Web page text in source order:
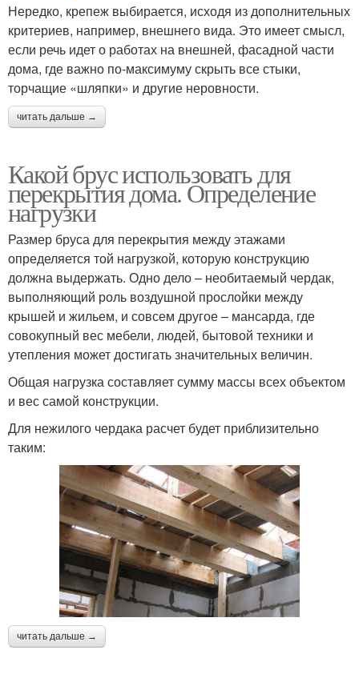
Нередко, крепеж выбирается, исходя из дополнительных
критериев, например, внешнего вида. Это имеет смысл,
если речь идет о работах на внешней, фасадной части
дома, где важно по-максимуму скрыть все стыки,
торчащие «шляпки» и другие неровности.
читать дальше →
Какой брус использовать для
перекрытия дома. Определение
нагрузки
Размер бруса для перекрытия между этажами
определяется той нагрузкой, которую конструкцию
должна выдержать. Одно дело – необитаемый чердак,
выполняющий роль воздушной прослойки между
крышей и жильем, и совсем другое – мансарда, где
совокупный вес мебели, людей, бытовой техники и
утепления может достигать значительных величин.
Общая нагрузка составляет сумму массы всех объектом
и вес самой конструкции.
Для нежилого чердака расчет будет приблизительно
таким:
читать дальше →